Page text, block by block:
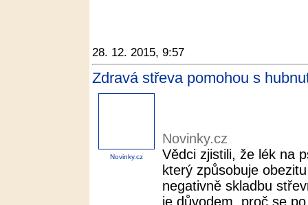
28. 12. 2015, 9:57
Zdravá střeva pomohou s
Novinky.cz
Novinky.cz
Vědci zjistili, že lék na
který způsobuje
negativně skladbu
je důvodem, proč se